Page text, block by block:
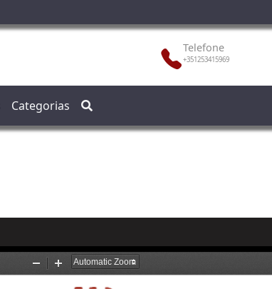
Telefone
+351253415969
Categorias